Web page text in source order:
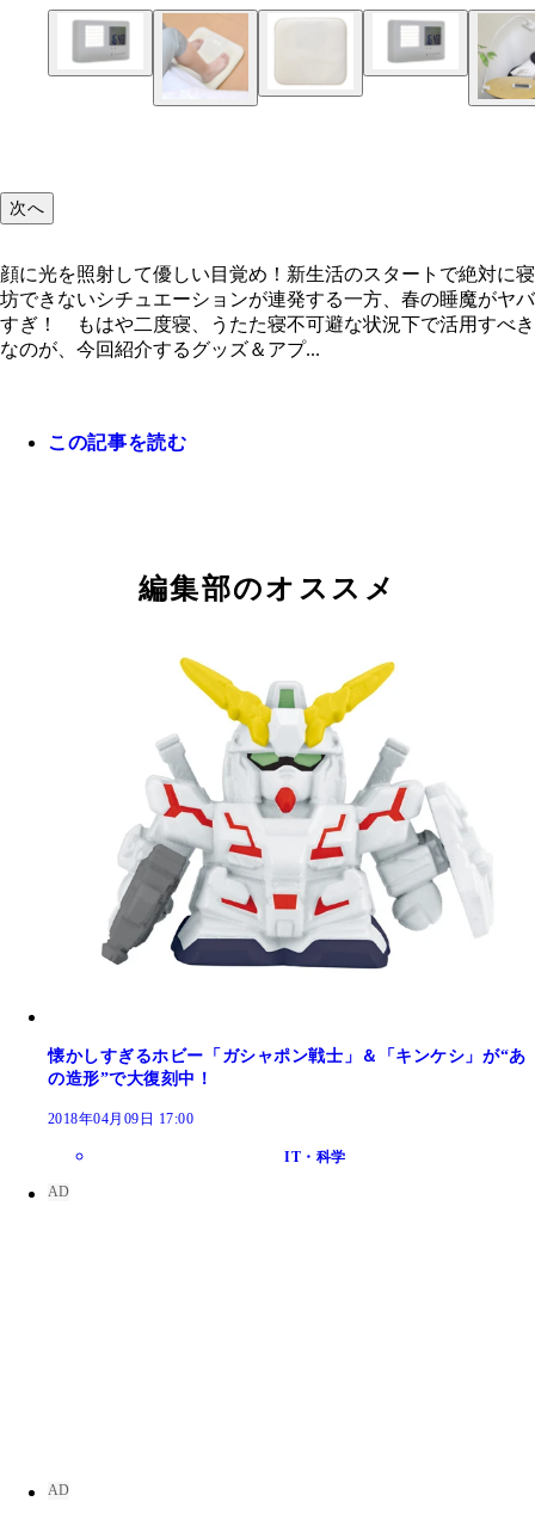
顔に光を照射して優しい目覚め！
次へ
顔に光を照射して優しい目覚め！新生活のスタートで絶対に寝
坊できないシチュエーションが連発する一方、春の睡魔がヤバ
すぎ！ もはや二度寝、うたた寝不可避な状況下で活用すべき
なのが、今回紹介するグッズ＆アプ...
この記事を読む
編集部のオススメ
懐かしすぎるホビー「ガシャポン戦士」＆「キンケシ」が“あ
の造形”で大復刻中！
2018年04月09日 17:00
IT・科学